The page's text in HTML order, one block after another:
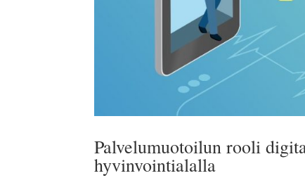
Palvelumuotoilun rooli
hyvinvointialalla